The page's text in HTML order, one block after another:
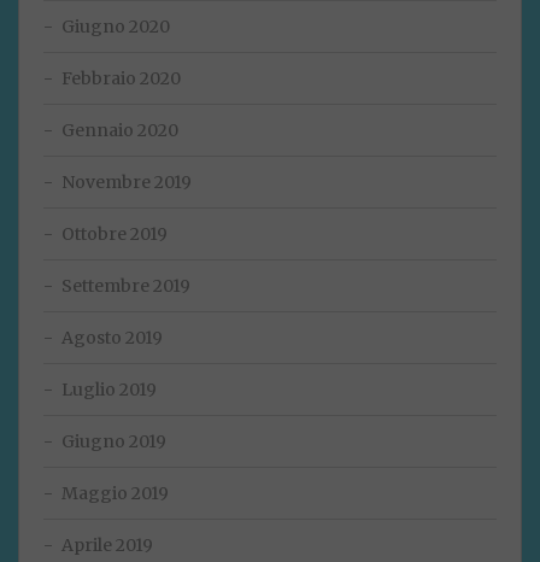
Giugno 2020
Febbraio 2020
Gennaio 2020
Novembre 2019
Ottobre 2019
Settembre 2019
Agosto 2019
Luglio 2019
Giugno 2019
Maggio 2019
Aprile 2019